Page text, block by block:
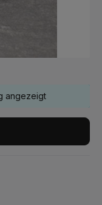
angezeigt